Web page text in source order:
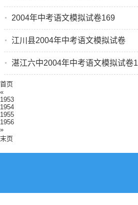
2004年中考语文模拟试卷169
江川县2004年中考语文模拟试卷
湛江六中2004年中考语文模拟试卷1
首页
«
1953
1954
1955
1956
»
末页